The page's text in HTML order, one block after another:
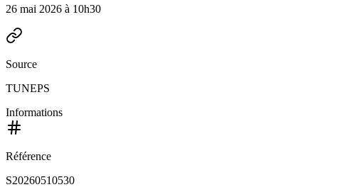
26 mai 2026 à 10h30
Source
TUNEPS
Informations
Référence
S20260510530